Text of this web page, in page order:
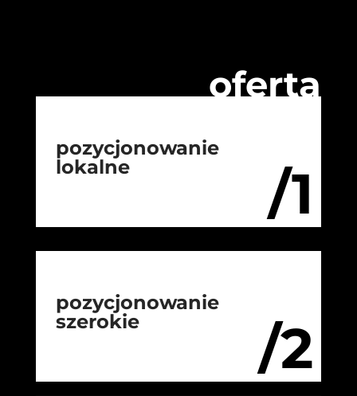
oferta
/1
pozycjonowanie
lokalne
/2
pozycjonowanie
szerokie